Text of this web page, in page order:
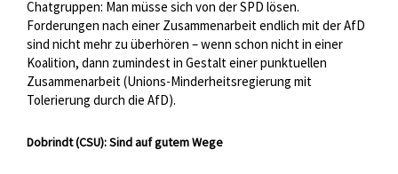
Chatgruppen: Man müsse sich von der SPD lösen.
Forderungen nach einer Zusammenarbeit endlich mit der AfD
sind nicht mehr zu überhören – wenn schon nicht in einer
Koalition, dann zumindest in Gestalt einer punktuellen
Zusammenarbeit (Unions-Minderheitsregierung mit
Tolerierung durch die AfD).
Dobrindt (CSU): Sind auf gutem Wege